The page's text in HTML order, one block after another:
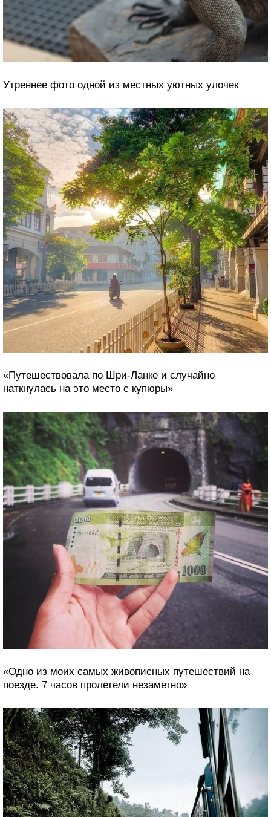
«Работал в Шри-Ланке и жил в небольшом отельчике.
По утрам этот товарищ приходил четко к завтраку и
ждал. Не знаю, как он называется по науке, но колбасу
уважает»
Утреннее фото одной из местных уютных улочек
«Путешествовала по Шри-Ланке и случайно
наткнулась на это место с купюры»